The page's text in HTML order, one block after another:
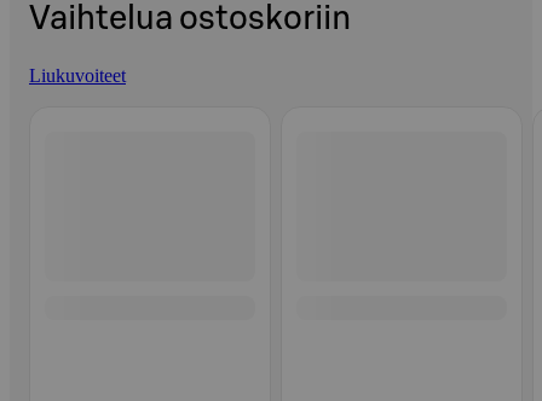
Vaihtelua ostoskoriin
Liukuvoiteet